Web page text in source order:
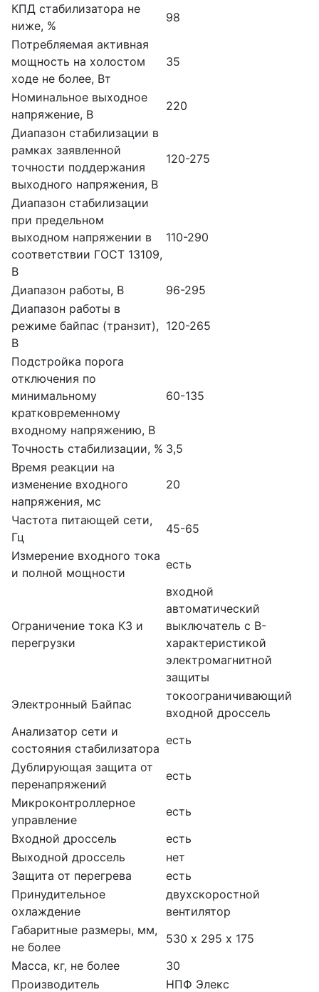
КПД стабилизатора не
ниже, %
98
Потребляемая активная
мощность на холостом
ходе не более, Вт
35
Номинальное выходное
напряжение, В
220
Диапазон стабилизации в
рамках заявленной
точности поддержания
выходного напряжения, В
120-275
Диапазон стабилизации
при предельном
выходном напряжении в
соответствии ГОСТ 13109,
В
110-290
Диапазон работы, В
96-295
Диапазон работы в
режиме байпас (транзит),
В
120-265
Подстройка порога
отключения по
минимальному
кратковременному
входному напряжению, В
60-135
Точность стабилизации, % 3,5
Время реакции на
изменение входного
напряжения, мс
20
Частота питающей сети,
Гц
45-65
Измерение входного тока
и полной мощности
есть
Ограничение тока КЗ и
перегрузки
входной
автоматический
выключатель с B-
характеристикой
электромагнитной
защиты
Электронный Байпас
токоограничивающий
входной дроссель
Анализатор сети и
состояния стабилизатора
есть
Дублирующая защита от
перенапряжений
есть
Микроконтроллерное
управление
есть
Входной дроссель
есть
Выходной дроссель
нет
Защита от перегрева
есть
Принудительное
охлаждение
двухскоростной
вентилятор
Габаритные размеры, мм,
не более
530 х 295 х 175
Масса, кг, не более
30
Производитель
НПФ Элекс